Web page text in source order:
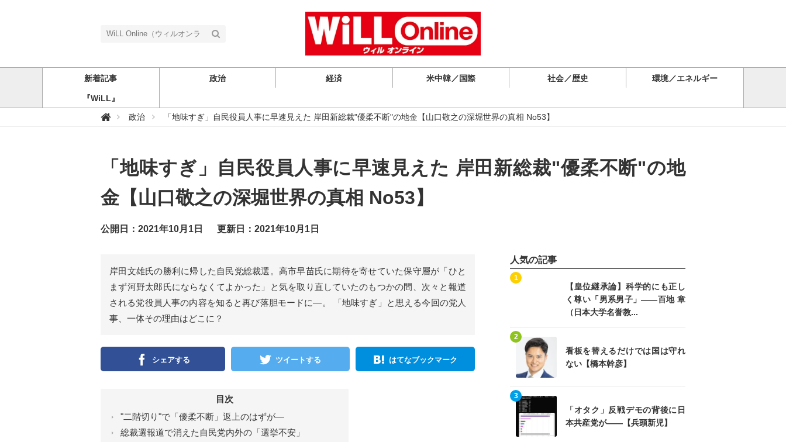
新着記事 政治 経済 米中韓／国際 社会／歴史 環境／エネルギー
『WiLL』
W
n
e
（
ウ
ル
オ
）
政治 「地味すぎ」自民役員人事に早速見えた 岸田新総裁"優柔不断"の地金【山口敬之の深堀世界の真相 No53】
「地味すぎ」自民役員人事に早速見えた 岸田新総裁"優柔不断"の地
金【山口敬之の深堀世界の真相 No53】
公開日：2021年10月1日 更新日：2021年10月1日
岸田文雄氏の勝利に帰した自民党総裁選。高市早苗氏に期待を寄せていた保守層が「ひと
まず河野太郎氏にならなくてよかった」と気を取り直していたのもつかの間、次々と報道
される党役員人事の内容を知ると再び落胆モードに―。 「地味すぎ」と思える今回の党人
事、一体その理由はどこに？
シェアする ツイートする はてなブックマーク
目次
"二階切り"で「優柔不断」返上のはずが―
総裁選報道で消えた自民党内外の「選挙不安」
人気の記事
【皇位継承論】科学的にも正し
く尊い「男系男子」――百地 章
（日本大学名誉教...
1
看板を替えるだけでは国は守れ
ない【橋本幹彦】
2
「オタク」反戦デモの背後に日
本共産党が――【兵頭新児】
3